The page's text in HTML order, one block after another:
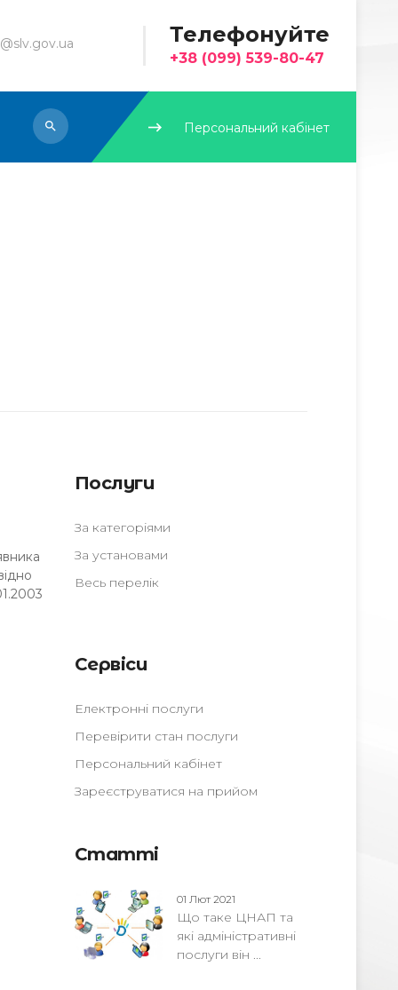
Телефонуйте
+38 (099) 539-80-47
Персональний кабінет
Послуги
За категоріями
За установами
Весь перелік
Сервіси
Електронні послуги
Перевірити стан послуги
Персональний кабінет
Зареєструватися на прийом
Статті
01 Лют 2021
Що таке ЦНАП та
які адміністративні
послуги він ...